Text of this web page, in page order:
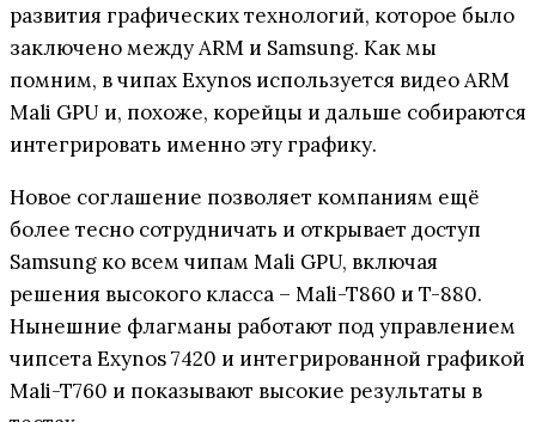
развития графических технологий, которое было
заключено между ARM и Samsung. Как мы
помним, в чипах Exynos используется видео ARM
Mali GPU и, похоже, корейцы и дальше собираются
интегрировать именно эту графику.
Новое соглашение позволяет компаниям ещё
более тесно сотрудничать и открывает доступ
Samsung ко всем чипам Mali GPU, включая
решения высокого класса – Mali-T860 и T-880.
Нынешние флагманы работают под управлением
чипсета Exynos 7420 и интегрированной графикой
Mali-T760 и показывают высокие результаты в